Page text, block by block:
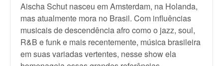
Aischa Schut nasceu em Amsterdam, na Holanda,
mas atualmente mora no Brasil. Com influências
musicais de descendência afro como o jazz, soul,
R&B e funk e mais recentemente, música brasileira
em suas variadas vertentes, nesse show ela